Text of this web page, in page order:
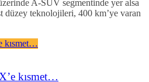
A-SUV segmentinde yer alsa
düzey teknolojileri, 400 km’ye varan
kısmet…